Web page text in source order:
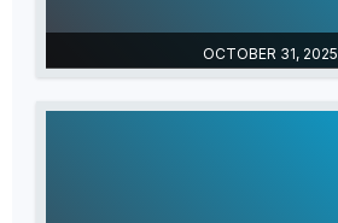
OCTOBER 31, 2025